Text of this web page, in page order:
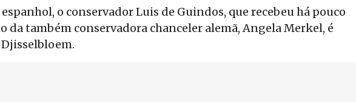
o conservador Luis de Guindos, que recebeu há pouco
da também conservadora chanceler alemã, Angela Merkel, é